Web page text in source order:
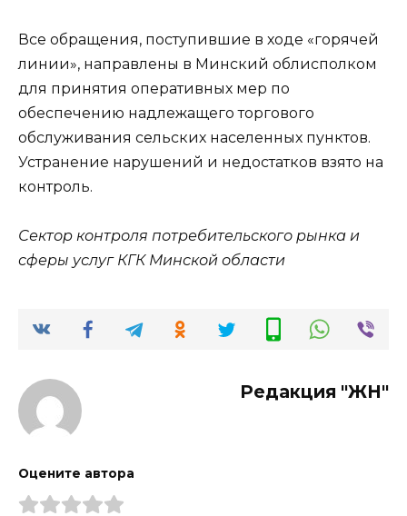
Все обращения, поступившие в ходе «горячей
линии», направлены в Минский облисполком
для принятия оперативных мер по
обеспечению надлежащего торгового
обслуживания сельских населенных пунктов.
Устранение нарушений и недостатков взято на
контроль.
Сектор контроля потребительского рынка и
сферы услуг КГК Минской области
Редакция "ЖН"
Оцените автора